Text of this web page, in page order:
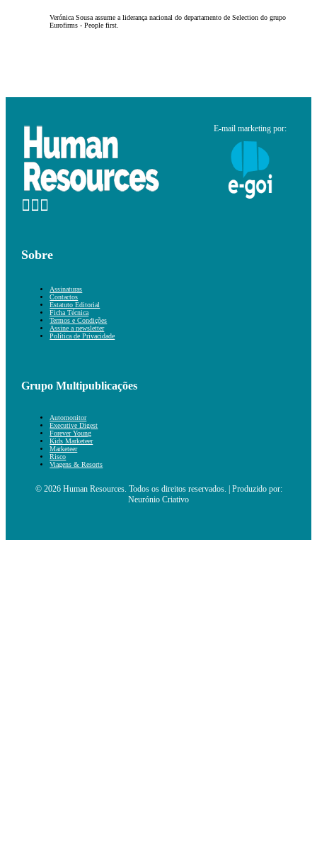
Verónica Sousa assume a liderança nacional do departamento de Selection do grupo
Eurofirms - People first.
E-mail marketing por:
Sobre
Assinaturas
Contactos
Estatuto Editorial
Ficha Técnica
Termos e Condições
Assine a newsletter
Política de Privacidade
Grupo Multipublicações
Automonitor
Executive Digest
Forever Young
Kids Marketeer
Marketeer
Risco
Viagens & Resorts
© 2026 Human Resources. Todos os direitos reservados. | Produzido por:
Neurónio Criativo